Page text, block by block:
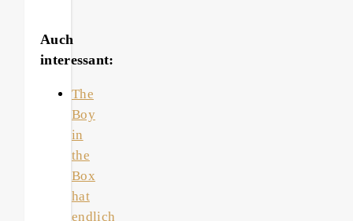
Auch
interessant:
The
Boy
in
the
Box
hat
endlich